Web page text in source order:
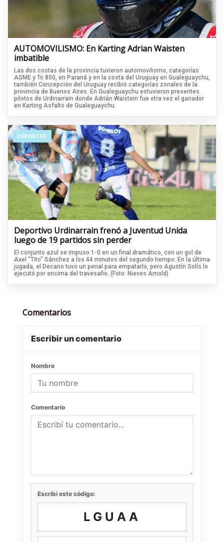
AUTOMOVILISMO: En Karting Adrian Waisten
imbatible
Las dos costas de la provincia tuvieron automovilismo, categorías
ASME y Tc 850, en Paraná y en la costa del Uruguay en Gualeguaychu,
también Concepción del Uruguay recibió categorías zonales de la
provincia de Buenos Aires. En Gualeguaychu estuvieron presentes
pilotos de Urdinarrain donde Adrián Waistein fue otra vez el ganador
en Karting Asfalto de Gualeguaychu.
DEPORTES
Deportivo Urdinarrain frenó a Juventud Unida
luego de 19 partidos sin perder
El conjunto azul se impuso 1-0 en un final dramático, con un gol de
Axel “Tito” Sánchez a los 44 minutos del segundo tiempo. En la última
jugada, el Decano tuvo un penal para empatarlo, pero Agustín Solís lo
ejecutó por encima del travesaño. (Foto: Nieves Arnold)
Comentarios
Escribir un comentario
Nombre
Comentario
Escribí este código:
LGUAA